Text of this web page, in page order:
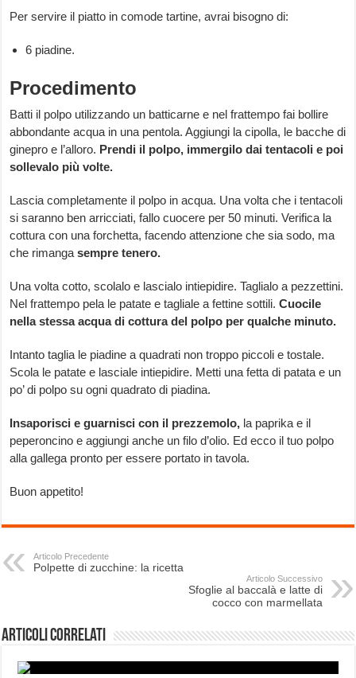
Per servire il piatto in comode tartine, avrai bisogno di:
6 piadine.
Procedimento
Batti il polpo utilizzando un batticarne e nel frattempo fai bollire
abbondante acqua in una pentola. Aggiungi la cipolla, le bacche di
ginepro e l’alloro. Prendi il polpo, immergilo dai tentacoli e poi
sollevalo più volte.
Lascia completamente il polpo in acqua. Una volta che i tentacoli
si saranno ben arricciati, fallo cuocere per 50 minuti. Verifica la
cottura con una forchetta, facendo attenzione che sia sodo, ma
che rimangasempre tenero.
Una volta cotto, scolalo e lascialo intiepidire. Taglialo a pezzettini.
Nel frattempo pela le patate e tagliale a fettine sottili.Cuocile
nella stessa acqua di cottura del polpo per qualche minuto.
Intanto taglia le piadine a quadrati non troppo piccoli e tostale.
Scola le patate e lasciale intiepidire. Metti una fetta di patata e un
po’ di polpo su ogni quadrato di piadina.
Insaporisci e guarnisci con il prezzemolo, la paprika e il
peperoncino e aggiungi anche un filo d’olio. Ed ecco il tuo polpo
alla gallega pronto per essere portato in tavola.
Buon appetito!
Articolo Precedente
Polpette di zucchine: la ricetta
Articolo Successivo
Sfoglie al baccalà e latte di
cocco con marmellata
Articoli correlati